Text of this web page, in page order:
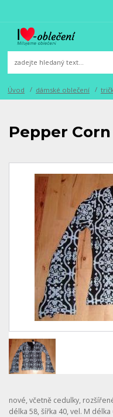
Úvod dámské oblečení
Pepper Corn
nové, včetně cedulky,
délka 58, šířka 40, vel. M délka